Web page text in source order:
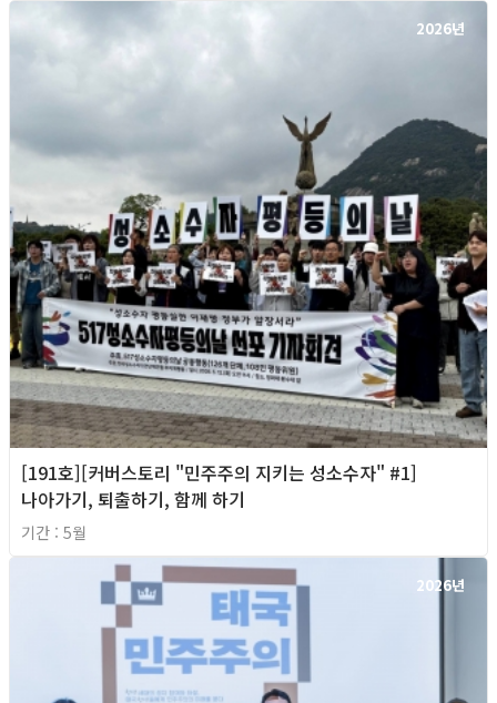
2026년
[191호][커버스토리 "민주주의 지키는 성소수자" #1]
나아가기, 퇴출하기, 함께 하기
기간 : 5월
2026년